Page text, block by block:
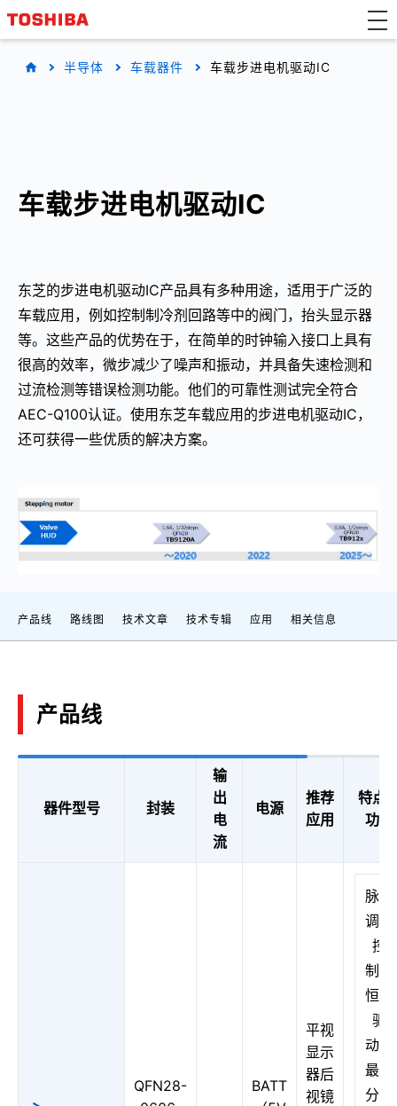
半导体 车载器件 车载步进电机驱动IC
车载步进电机驱动IC
东芝的步进电机驱动IC产品具有多种用途，适用于广泛的
车载应用，例如控制制冷剂回路等中的阀门，抬头显示器
等。这些产品的优势在于，在简单的时钟输入接口上具有
很高的效率，微步减少了噪声和振动，并具备失速检测和
过流检测等错误检测功能。他们的可靠性测试完全符合
AEC-Q100认证。使用东芝车载应用的步进电机驱动IC，
还可获得一些优质的解决方案。
产品线 路线图 技术文章 技术专辑 应用 相关信息
产品线
器件型号 封装
输
出
电
流
电源
推荐
应用
特点
功能
QFN28-
BATT
平视
显示
器后
视镜
脉宽
调制
控
制，
恒流
驱
动，
最大
分辨